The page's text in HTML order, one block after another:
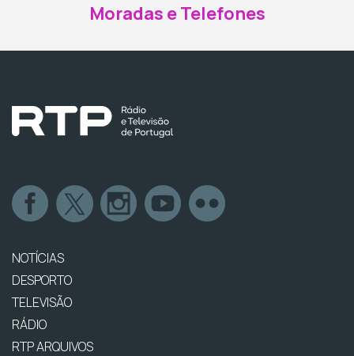
Moradas e Telefones
NOTÍCIAS
DESPORTO
TELEVISÃO
RÁDIO
RTP ARQUIVOS